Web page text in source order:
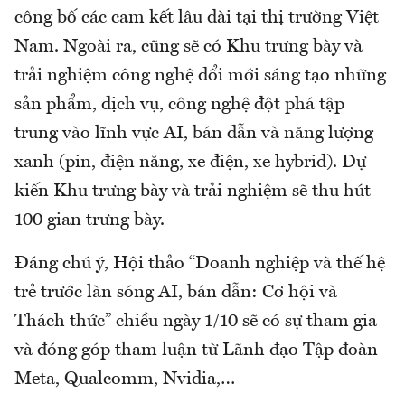
công bố các cam kết lâu dài tại thị trường Việt
Nam. Ngoài ra, cũng sẽ có Khu trưng bày và
trải nghiệm công nghệ đổi mới sáng tạo những
sản phẩm, dịch vụ, công nghệ đột phá tập
trung vào lĩnh vực AI, bán dẫn và năng lượng
xanh (pin, điện năng, xe điện, xe hybrid). Dự
kiến Khu trưng bày và trải nghiệm sẽ thu hút
100 gian trưng bày.
Đáng chú ý, Hội thảo “Doanh nghiệp và thế hệ
trẻ trước làn sóng AI, bán dẫn: Cơ hội và
Thách thức” chiều ngày 1/10 sẽ có sự tham gia
và đóng góp tham luận từ Lãnh đạo Tập đoàn
Meta, Qualcomm, Nvidia,…